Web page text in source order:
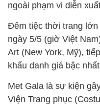
ngoài phạm vi diễn
Đêm tiệc thời trang lớn
ngày 5/5 (giờ Việt
Art (New York, Mỹ),
khấu danh giá bậc
Met Gala là sự kiện
Viện Trang phục